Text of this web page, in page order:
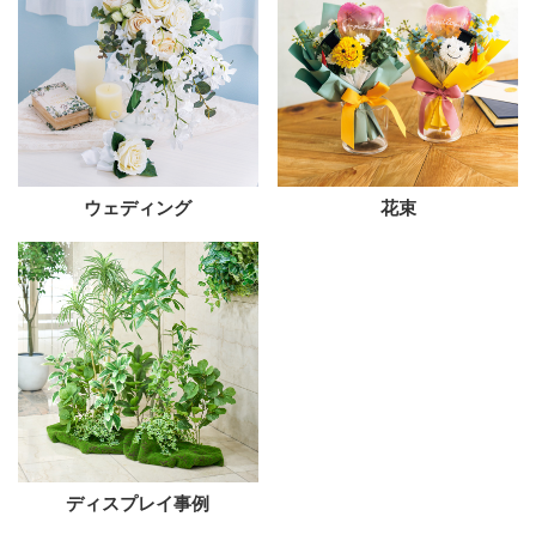
ウェディング 花束
ディスプレイ事例